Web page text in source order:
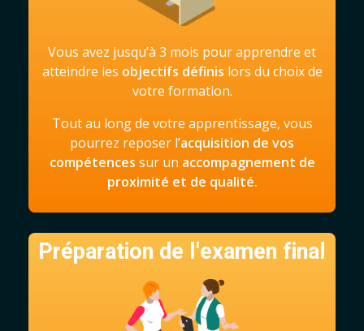
Vous avez jusqu’à 3 mois pour apprendre et
atteindre les objectifs définis lors du choix de
votre formation.
Tout au long de votre apprentissage, vous
pourrez reposer l’acquisition de vos
compétences sur un accompagnement de
proximité et de qualité.
Préparation de l'examen final